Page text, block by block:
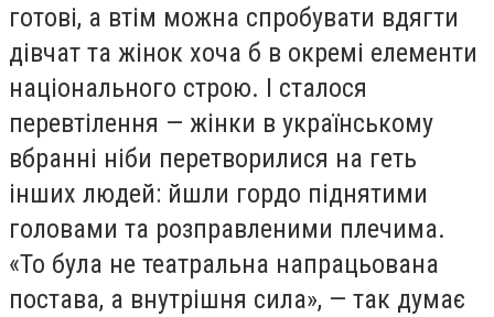
готові, а втім можна спробувати вдягти
дівчат та жінок хоча б в окремі елементи
національного строю. І сталося
перевтілення — жінки в українському
вбранні ніби перетворилися на геть
інших людей: йшли гордо піднятими
головами та розправленими плечима.
«То була не театральна напрацьована
постава, а внутрішня сила», — так думає